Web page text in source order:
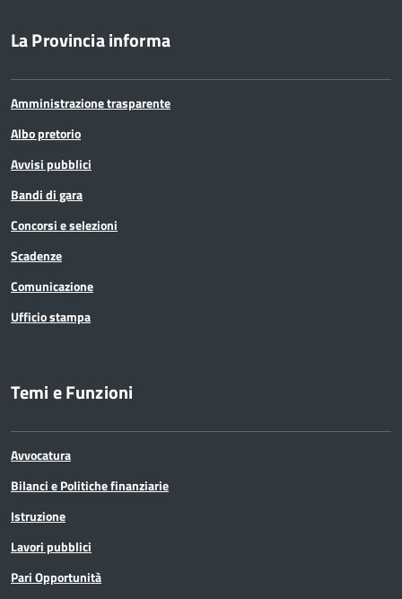
La Provincia informa
Amministrazione trasparente
Albo pretorio
Avvisi pubblici
Bandi di gara
Concorsi e selezioni
Scadenze
Comunicazione
Ufficio stampa
Temi e Funzioni
Avvocatura
Bilanci e Politiche finanziarie
Istruzione
Lavori pubblici
Pari Opportunità